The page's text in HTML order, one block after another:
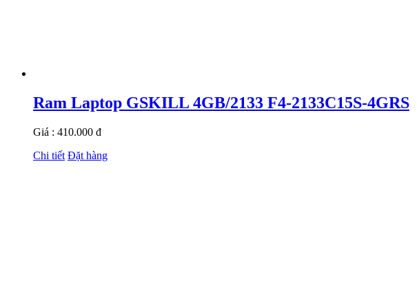
Ram Laptop GSKILL 4GB/2133 F4-2133C15S-4GRS
Giá : 410.000 đ
Chi tiết Đặt hàng